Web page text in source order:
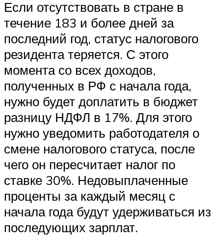
Если отсутствовать в стране в
течение 183 и более дней за
последний год, статус налогового
резидента теряется. С этого
момента со всех доходов,
полученных в РФ с начала года,
нужно будет доплатить в бюджет
разницу НДФЛ в 17%. Для этого
нужно уведомить работодателя о
смене налогового статуса, после
чего он пересчитает налог по
ставке 30%. Недовыплаченные
проценты за каждый месяц с
начала года будут удерживаться из
последующих зарплат.